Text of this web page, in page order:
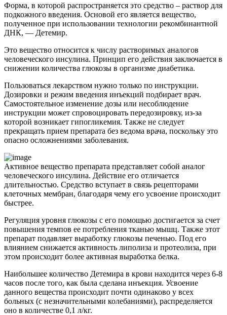
Форма, в которой распространяется это средство – раствор для
подкожного введения. Основой его является вещество,
полученное при использовании технологии рекомбинантной
ДНК, — Детемир.
Это вещество относится к числу растворимых аналогов
человеческого инсулина. Принцип его действия заключается в
снижении количества глюкозы в организме диабетика.
Пользоваться лекарством нужно только по инструкции.
Дозировки и режим введения инъекций подбирает врач.
Самостоятельное изменение дозы или несоблюдение
инструкции может спровоцировать передозировку, из-за
которой возникает гипогликемия. Также не следует
прекращать прием препарата без ведома врача, поскольку это
опасно осложнениями заболевания.
Активное вещество препарата представляет собой аналог
человеческого инсулина. Действие его отличается
длительностью. Средство вступает в связь рецепторами
клеточных мембран, благодаря чему его усвоение происходит
быстрее.
Регуляция уровня глюкозы с его помощью достигается за счет
повышения темпов ее потребления тканью мышц. Также этот
препарат подавляет выработку глюкозы печенью. Под его
влиянием снижается активность липолиза и протеолиза, при
этом происходит более активная выработка белка.
Наибольшее количество Детемира в крови находится через 6-8
часов после того, как была сделана инъекция. Усвоение
данного вещества происходит почти одинаково у всех
больных (с незначительными колебаниями), распределяется
оно в количестве 0,1 л/кг.